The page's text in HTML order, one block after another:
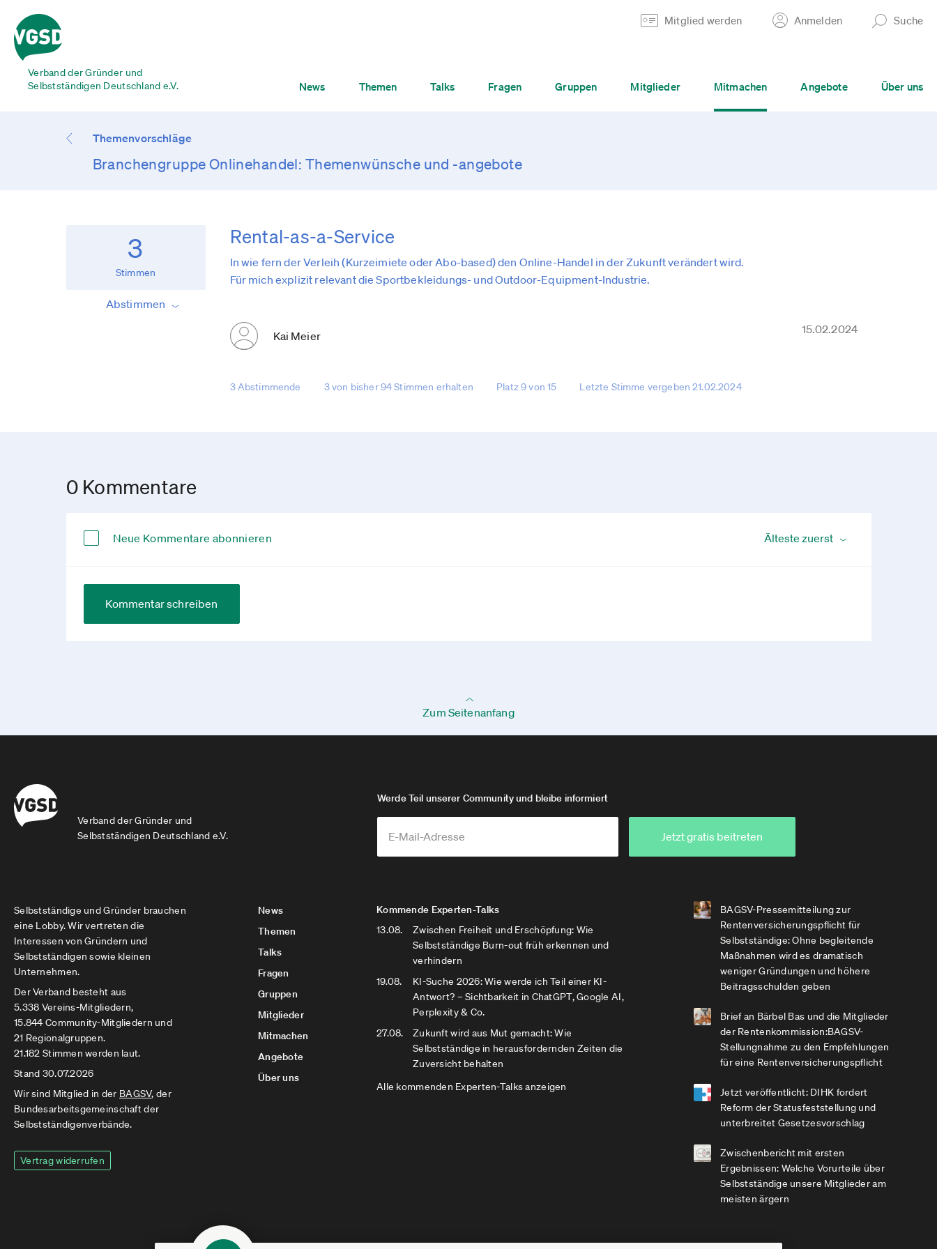
Verband der Gründer und
Selbstständigen Deutschland e.V.
Mitglied werden Anmelden Suche
News Themen Talks Fragen Gruppen Mitglieder Mitmachen Angebote Über uns
Themenvorschläge
Branchengruppe Onlinehandel: Themenwünsche und -angebote
3
Stimmen
Abstimmen
Rental-as-a-Service
In wie fern der Verleih (Kurzeimiete oder Abo-based) den Online-Handel in der Zukunft verändert wird.
Für mich explizit relevant die Sportbekleidungs- und Outdoor-Equipment-Industrie.
Kai Meier 15.02.2024
3 Abstimmende 3 von bisher 94 Stimmen erhalten Platz 9 von 15 Letzte Stimme vergeben 21.02.2024
0 Kommentare
Neue Kommentare abonnieren
Kommentar schreiben
Zum Seitenanfang
Verband der Gründer und
Selbstständigen Deutschland e.V.
Werde Teil unserer Community und bleibe informiert
Jetzt gratis beitreten
Selbstständige und Gründer brauchen
eine Lobby. Wir vertreten die
Interessen von Gründern und
Selbstständigen sowie kleinen
Unternehmen.
Der Verband besteht aus
5.338 Vereins-Mitgliedern,
15.844 Community-Mitgliedern und
21 Regionalgruppen.
21.182 Stimmen werden laut.
Stand 30.07.2026
Wir sind Mitglied in der BAGSV, der
Bundesarbeitsgemeinschaft der
Selbstständigenverbände.
Vertrag widerrufen
News
Themen
Talks
Fragen
Gruppen
Mitglieder
Mitmachen
Angebote
Über uns
Kommende Experten-Talks
13.08.
Zwischen Freiheit und Erschöpfung: Wie
Selbstständige Burn-out früh erkennen und
verhindern
19.08.
KI-Suche 2026: Wie werde ich Teil einer KI-
Antwort? – Sichtbarkeit in ChatGPT, Google AI,
Perplexity & Co.
27.08.
Zukunft wird aus Mut gemacht: Wie
Selbstständige in herausfordernden Zeiten die
Zuversicht behalten
Alle kommenden Experten-Talks anzeigen
BAGSV-Pressemitteilung zur
Rentenversicherungspflicht für
Selbstständige: Ohne begleitende
Maßnahmen wird es dramatisch
weniger Gründungen und höhere
Beitragsschulden geben
Brief an Bärbel Bas und die Mitglieder
der Rentenkommission:BAGSV-
Stellungnahme zu den Empfehlungen
für eine Rentenversicherungspflicht
Jetzt veröffentlicht: DIHK fordert
Reform der Statusfeststellung und
unterbreitet Gesetzesvorschlag
Zwischenbericht mit ersten
Ergebnissen: Welche Vorurteile über
Selbstständige unsere Mitglieder am
meisten ärgern